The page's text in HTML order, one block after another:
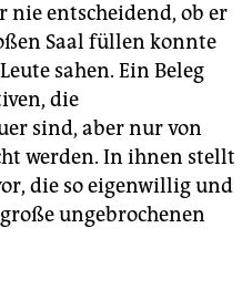
nie entscheidend, ob er
Saal füllen konnte
sahen. Ein Beleg
die
sind, aber nur von
werden. In ihnen stellt
die so eigenwillig und
ungebrochenen